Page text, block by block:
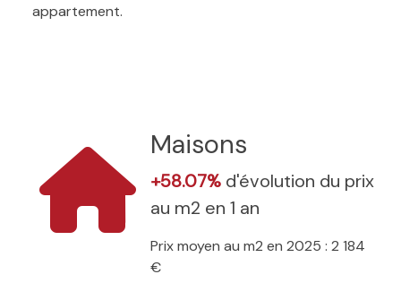
appartement.
Maisons
+58.07% d'évolution du prix
au m2 en 1 an
Prix moyen au m2 en 2025 : 2 184
€